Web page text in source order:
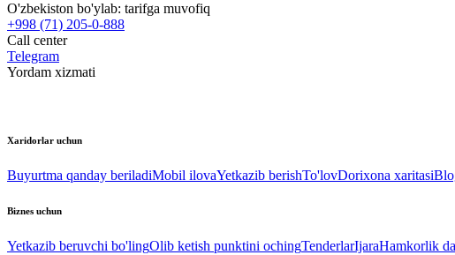
O'zbekiston bo'ylab: tarifga muvofiq
+998 (71) 205-0-888
Call center
Telegram
Yordam xizmati
Xaridorlar uchun
Buyurtma qanday beriladiMobil ilovaYetkazib berishTo'lovDorixona xaritasi
Biznes uchun
Yetkazib beruvchi bo'lingOlib ketish punktini ochingTenderlarIjaraHamkorlik